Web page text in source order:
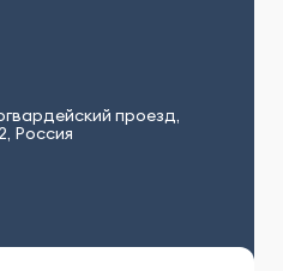
проезд,
Россия